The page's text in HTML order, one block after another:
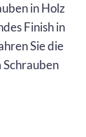
in Holz
Finish in
Sie die
Schrauben